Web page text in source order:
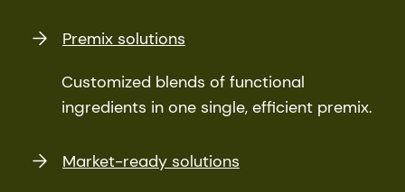
Premix solutions
Customized blends of functional
ingredients in one single, efficient premix.
Market-ready solutions